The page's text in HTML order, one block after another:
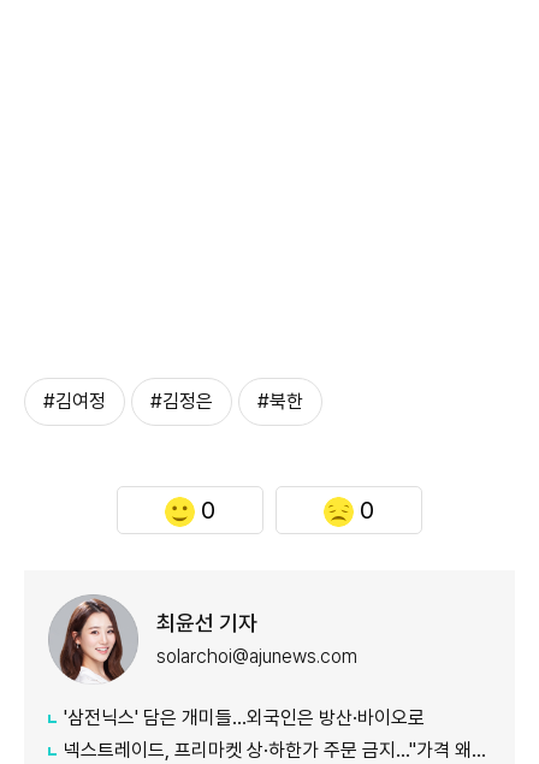
#김여정 #김정은 #북한
0 0
최윤선 기자
solarchoi@ajunews.com
'삼전닉스' 담은 개미들…외국인은 방산·바이오로
넥스트레이드, 프리마켓 상·하한가 주문 금지…"가격 왜곡 방지"